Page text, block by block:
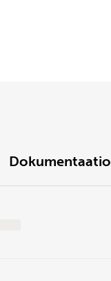
Dokumentaatio